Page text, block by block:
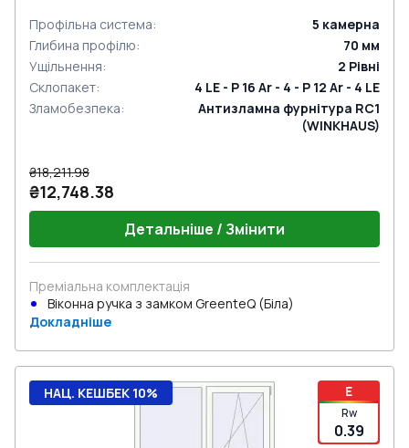
Профільна система: 5 камерна
Глибина профілю: 70 мм
Ущільнення: 2 Рівні
Склопакет:
4 LE - P 16 Ar - 4 - P 12 Ar - 4 LE
Зламобезпека:
Антизламна фурнітура RC1
(WINKHAUS)
₴18,211.98
₴12,748.38
Детальніше / Змінити
Преміальна комплектація
Віконна ручка з замком GreenteQ (Біла)
Докладніше
E
Rw
0.39
НАЦ. КЕШБЕК 10%